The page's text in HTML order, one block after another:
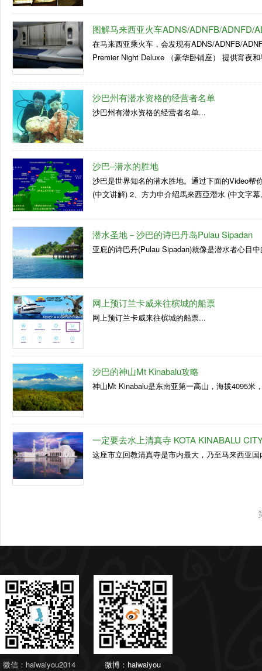
图解马来西亚火车ADNS/ADNFB/ADNFD/
在马来西亚乘火车，会发现有ADNS/ADNFB/
Premier Night Deluxe （豪华卧铺座） 提供宵夜
沙巴州有潜水资格的经营者名单
沙巴州有潜水资格的经营者名单...
沙巴–潜水的胜地
沙巴是世界知名的潜水胜地。通过下面的Video帮
(中文讲解) 2、方力申介绍馬來西亞潛水 (中文字
潜水圣地－沙巴的诗巴丹岛Pulau Sipadan
亚庇的诗巴丹(Pulau Sipadan)就像是潜水者心目
网上预订兰卡威来往槟城的船票
网上预订兰卡威来往槟城的船票...
沙巴的神山Mt Kinabalu攻略
神山Mt Kinabalu是东南亚第一高山，海拔4095米
一定要去水上清真寺 KOTA KINABALU
这座市立回教清真寺是市内最大，乃至马来西亚
微信：haiwaiyou2014 微博：haiwaiyou